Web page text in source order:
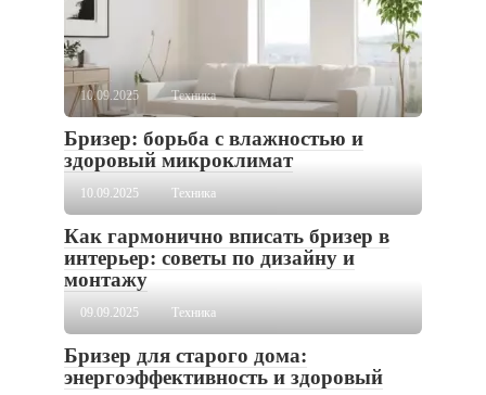
10.09.2025 Техника
Бризер: борьба с влажностью и
здоровый микроклимат
10.09.2025 Техника
Как гармонично вписать бризер в
интерьер: советы по дизайну и
монтажу
09.09.2025 Техника
Бризер для старого дома:
энергоэффективность и здоровый